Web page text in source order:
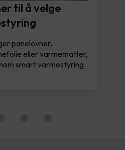
til å velge
panelovner,
eller varmematter,
smart varmestyring.